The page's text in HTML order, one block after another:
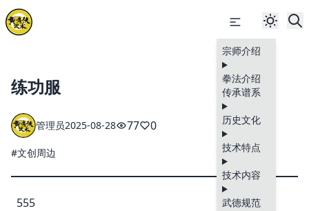
宗师介绍
拳法介绍
传承谱系
历史文化
技术特点
技术内容
武德规范
练功服
管理员2025-08-28 77 0
#文创周边
555